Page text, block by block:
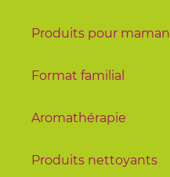
Produits pour maman
Format familial
Aromathérapie
Produits nettoyants